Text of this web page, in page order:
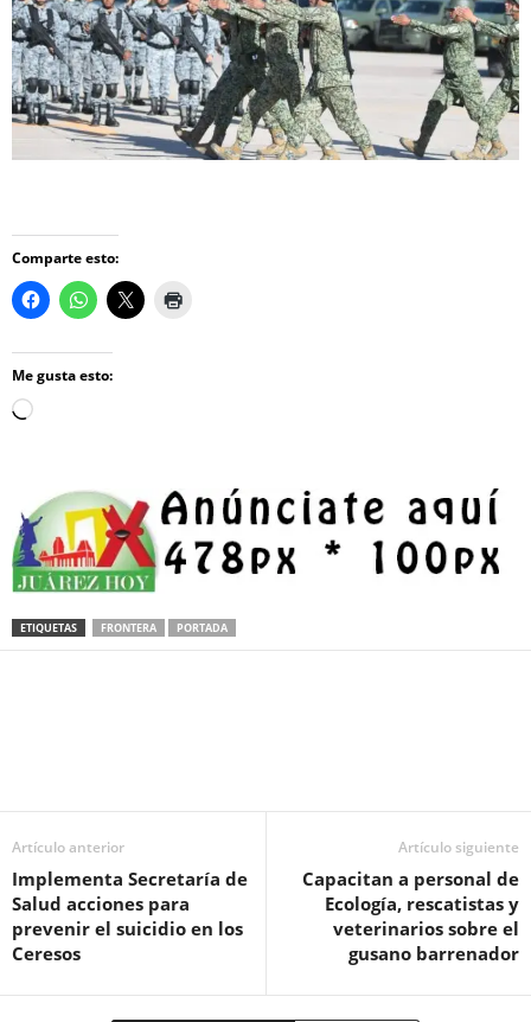
Comparte esto:
Me gusta esto:
Loading…
ETIQUETAS FRONTERA PORTADA
Artículo anterior
Implementa Secretaría de
Salud acciones para
prevenir el suicidio en los
Ceresos
Artículo siguiente
Capacitan a personal de
Ecología, rescatistas y
veterinarios sobre el
gusano barrenador